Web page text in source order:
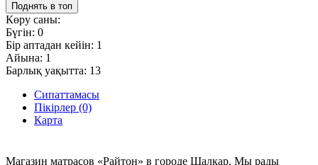
Поднять в топ
Көру саны:
Бүгін: 0
Бір аптадан кейін: 1
Айына: 1
Барлық уақытта: 13
Сипаттамасы
Пікірлер (0)
Карта
Магазин матрасов «Райтон» в городе Шалкар. Мы рады